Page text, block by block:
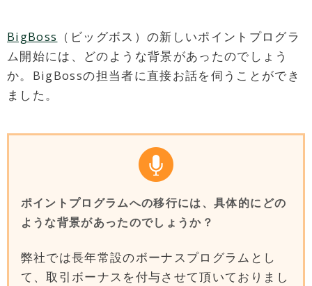
BigBoss （ビッグボス）の新しいポイントプログラ
ム開始には、どのような背景があったのでしょう
か。BigBossの担当者に直接お話を伺うことができ
ました。
ポイントプログラムへの移行には、具体的にどの
ような背景があったのでしょうか？
弊社では長年常設のボーナスプログラムとし
て、取引ボーナスを付与させて頂いておりまし